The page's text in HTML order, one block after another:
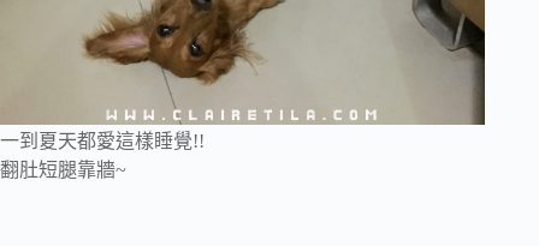
一到夏天都愛這樣睡覺!!
翻肚短腿靠牆~